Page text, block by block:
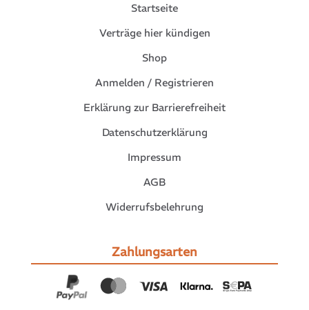
Startseite
Verträge hier kündigen
Shop
Anmelden / Registrieren
Erklärung zur Barrierefreiheit
Datenschutzerklärung
Impressum
AGB
Widerrufsbelehrung
Zahlungsarten